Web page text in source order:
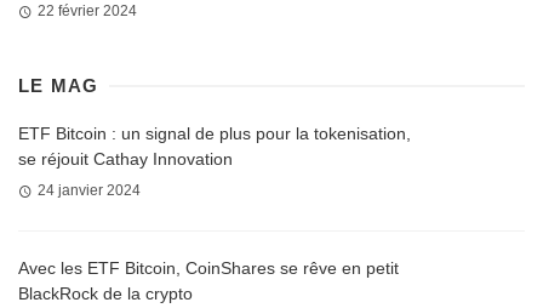
22 février 2024
LE MAG
ETF Bitcoin : un signal de plus pour la tokenisation,
se réjouit Cathay Innovation
24 janvier 2024
Avec les ETF Bitcoin, CoinShares se rêve en petit
BlackRock de la crypto